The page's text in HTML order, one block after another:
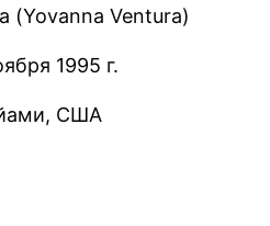
(Yovanna Ventura)
1995 г.
США